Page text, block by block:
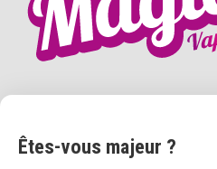
Êtes-vous majeur ?